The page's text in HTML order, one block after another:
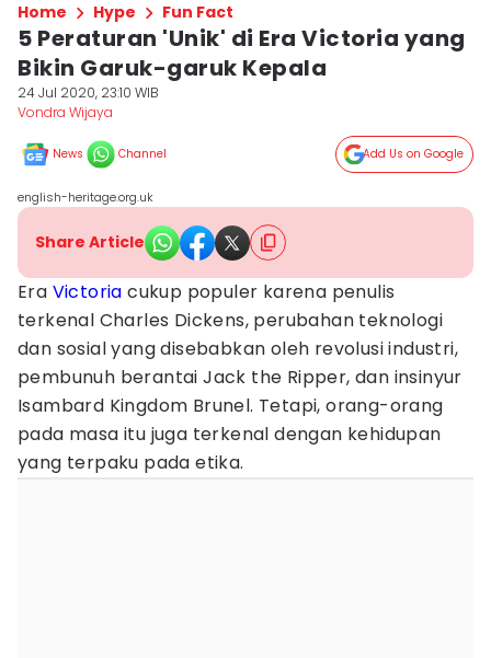
Home Hype Fun Fact
5 Peraturan 'Unik' di Era Victoria yang
Bikin Garuk-garuk Kepala
24 Jul 2020, 23:10 WIB
Vondra Wijaya
News Channel Add Us on Google
english-heritage.org.uk
Share Article
Era Victoria cukup populer karena penulis
terkenal Charles Dickens, perubahan teknologi
dan sosial yang disebabkan oleh revolusi industri,
pembunuh berantai Jack the Ripper, dan insinyur
Isambard Kingdom Brunel. Tetapi, orang-orang
pada masa itu juga terkenal dengan kehidupan
yang terpaku pada etika.